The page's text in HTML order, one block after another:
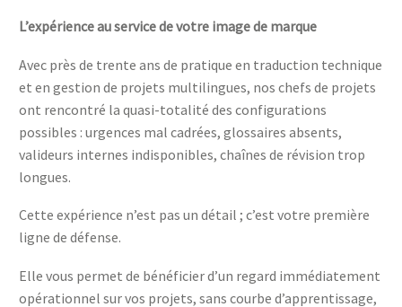
L’expérience au service de votre image de marque
Avec près de trente ans de pratique en traduction technique
et en gestion de projets multilingues, nos chefs de projets
ont rencontré la quasi-totalité des configurations
possibles : urgences mal cadrées, glossaires absents,
valideurs internes indisponibles, chaînes de révision trop
longues.
Cette expérience n’est pas un détail ; c’est votre première
ligne de défense.
Elle vous permet de bénéficier d’un regard immédiatement
opérationnel sur vos projets, sans courbe d’apprentissage,